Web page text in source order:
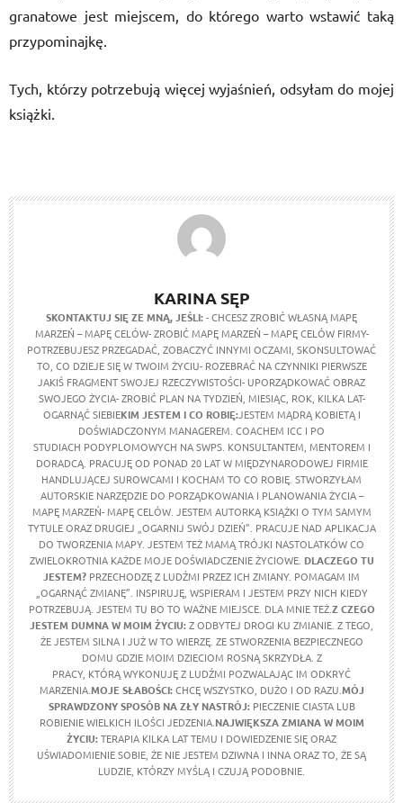
granatowe jest miejscem, do którego warto wstawić taką
przypominajkę.
Tych, którzy potrzebują więcej wyjaśnień, odsyłam do mojej
książki.
KARINA SĘP
SKONTAKTUJ SIĘ ZE MNĄ, JEŚLI:- CHCESZ ZROBIĆ WŁASNĄ MAPĘ
MARZEŃ – MAPĘ CELÓW- ZROBIĆ MAPĘ MARZEŃ – MAPĘ CELÓW FIRMY-
POTRZEBUJESZ PRZEGADAĆ, ZOBACZYĆ INNYMI OCZAMI, SKONSULTOWAĆ
TO, CO DZIEJE SIĘ W TWOIM ŻYCIU- ROZEBRAĆ NA CZYNNIKI PIERWSZE
JAKIŚ FRAGMENT SWOJEJ RZECZYWISTOŚCI- UPORZĄDKOWAĆ OBRAZ
SWOJEGO ŻYCIA- ZROBIĆ PLAN NA TYDZIEŃ, MIESIĄC, ROK, KILKA LAT-
OGARNĄĆ SIEBIEKIM JESTEM I CO ROBIĘ:JESTEM MĄDRĄ KOBIETĄ I
DOŚWIADCZONYM MANAGEREM. COACHEM ICC I PO
STUDIACH PODYPLOMOWYCH NA SWPS. KONSULTANTEM, MENTOREM I
DORADCĄ. PRACUJĘ OD PONAD 20 LAT W MIĘDZYNARODOWEJ FIRMIE
HANDLUJĄCEJ SUROWCAMI I KOCHAM TO CO ROBIĘ. STWORZYŁAM
AUTORSKIE NARZĘDZIE DO PORZĄDKOWANIA I PLANOWANIA ŻYCIA –
MAPĘ MARZEŃ- MAPĘ CELÓW. JESTEM AUTORKĄ KSIĄŻKI O TYM SAMYM
TYTULE ORAZ DRUGIEJ „OGARNIJ SWÓJ DZIEŃ”. PRACUJE NAD APLIKACJA
DO TWORZENIA MAPY. JESTEM TEŻ MAMĄ TRÓJKI NASTOLATKÓW CO
ZWIELOKROTNIA KAŻDE MOJE DOŚWIADCZENIE ŻYCIOWE. DLACZEGO TU
JESTEM? PRZECHODZĘ Z LUDŹMI PRZEZ ICH ZMIANY. POMAGAM IM
„OGARNĄĆ ZMIANĘ”. INSPIRUJĘ, WSPIERAM I JESTEM PRZY NICH KIEDY
POTRZEBUJĄ. JESTEM TU BO TO WAŻNE MIEJSCE. DLA MNIE TEŻ.Z CZEGO
JESTEM DUMNA W MOIM ŻYCIU:Z ODBYTEJ DROGI KU ZMIANIE. Z TEGO,
ŻE JESTEM SILNA I JUŻ W TO WIERZĘ. ZE STWORZENIA BEZPIECZNEGO
DOMU GDZIE MOIM DZIECIOM ROSNĄ SKRZYDŁA. Z
PRACY, KTÓRĄ WYKONUJĘ Z LUDŹMI POZWALAJĄC IM ODKRYĆ
MARZENIA.MOJE SŁABOŚCI:CHCĘ WSZYSTKO, DUŻO I OD RAZU. MÓJ
SPRAWDZONY SPOSÓB NA ZŁY NASTRÓJ: PIECZENIE CIASTA LUB
ROBIENIE WIELKICH ILOŚCI JEDZENIA. NAJWIĘKSZA ZMIANA W MOIM
ŻYCIU:TERAPIA KILKA LAT TEMU I DOWIEDZENIE SIĘ ORAZ
UŚWIADOMIENIE SOBIE, ŻE NIE JESTEM DZIWNA I INNA ORAZ TO, ŻE SĄ
LUDZIE, KTÓRZY MYŚLĄ I CZUJĄ PODOBNIE.